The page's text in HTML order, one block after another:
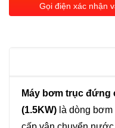
Ewara
lượng
Gọi điện xác nhận
Máy bơm trục đứng
(1.5KW) là dòng